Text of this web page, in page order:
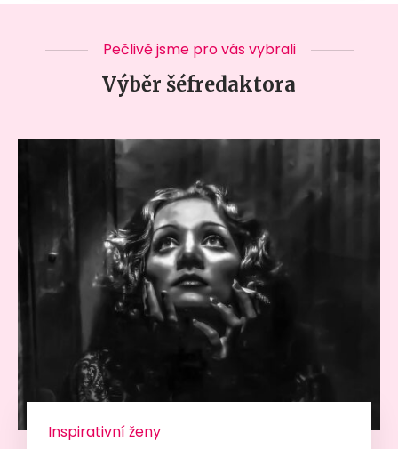
Pečlivě jsme pro vás vybrali
Výběr šéfredaktora
Inspirativní ženy